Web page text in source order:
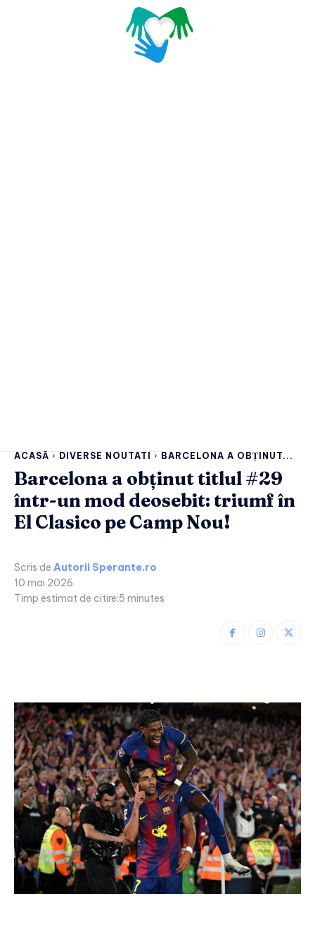
ACASĂ DIVERSE NOUTATI BARCELONA A OBȚINUT...
Barcelona a obținut titlul #29
într-un mod deosebit: triumf în
El Clasico pe Camp Nou!
Scris de Autorii Sperante.ro
10 mai 2026
Timp estimat de citire:5 minutes